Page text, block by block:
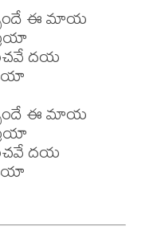
ఈ మాయ
దయ
ఈ మాయ
దయ